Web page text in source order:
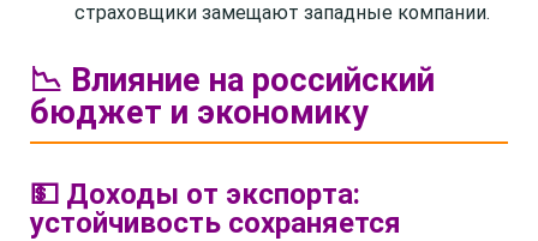
страховщики замещают западные компании.
📉 Влияние на российский
бюджет и экономику
💵 Доходы от экспорта:
устойчивость сохраняется